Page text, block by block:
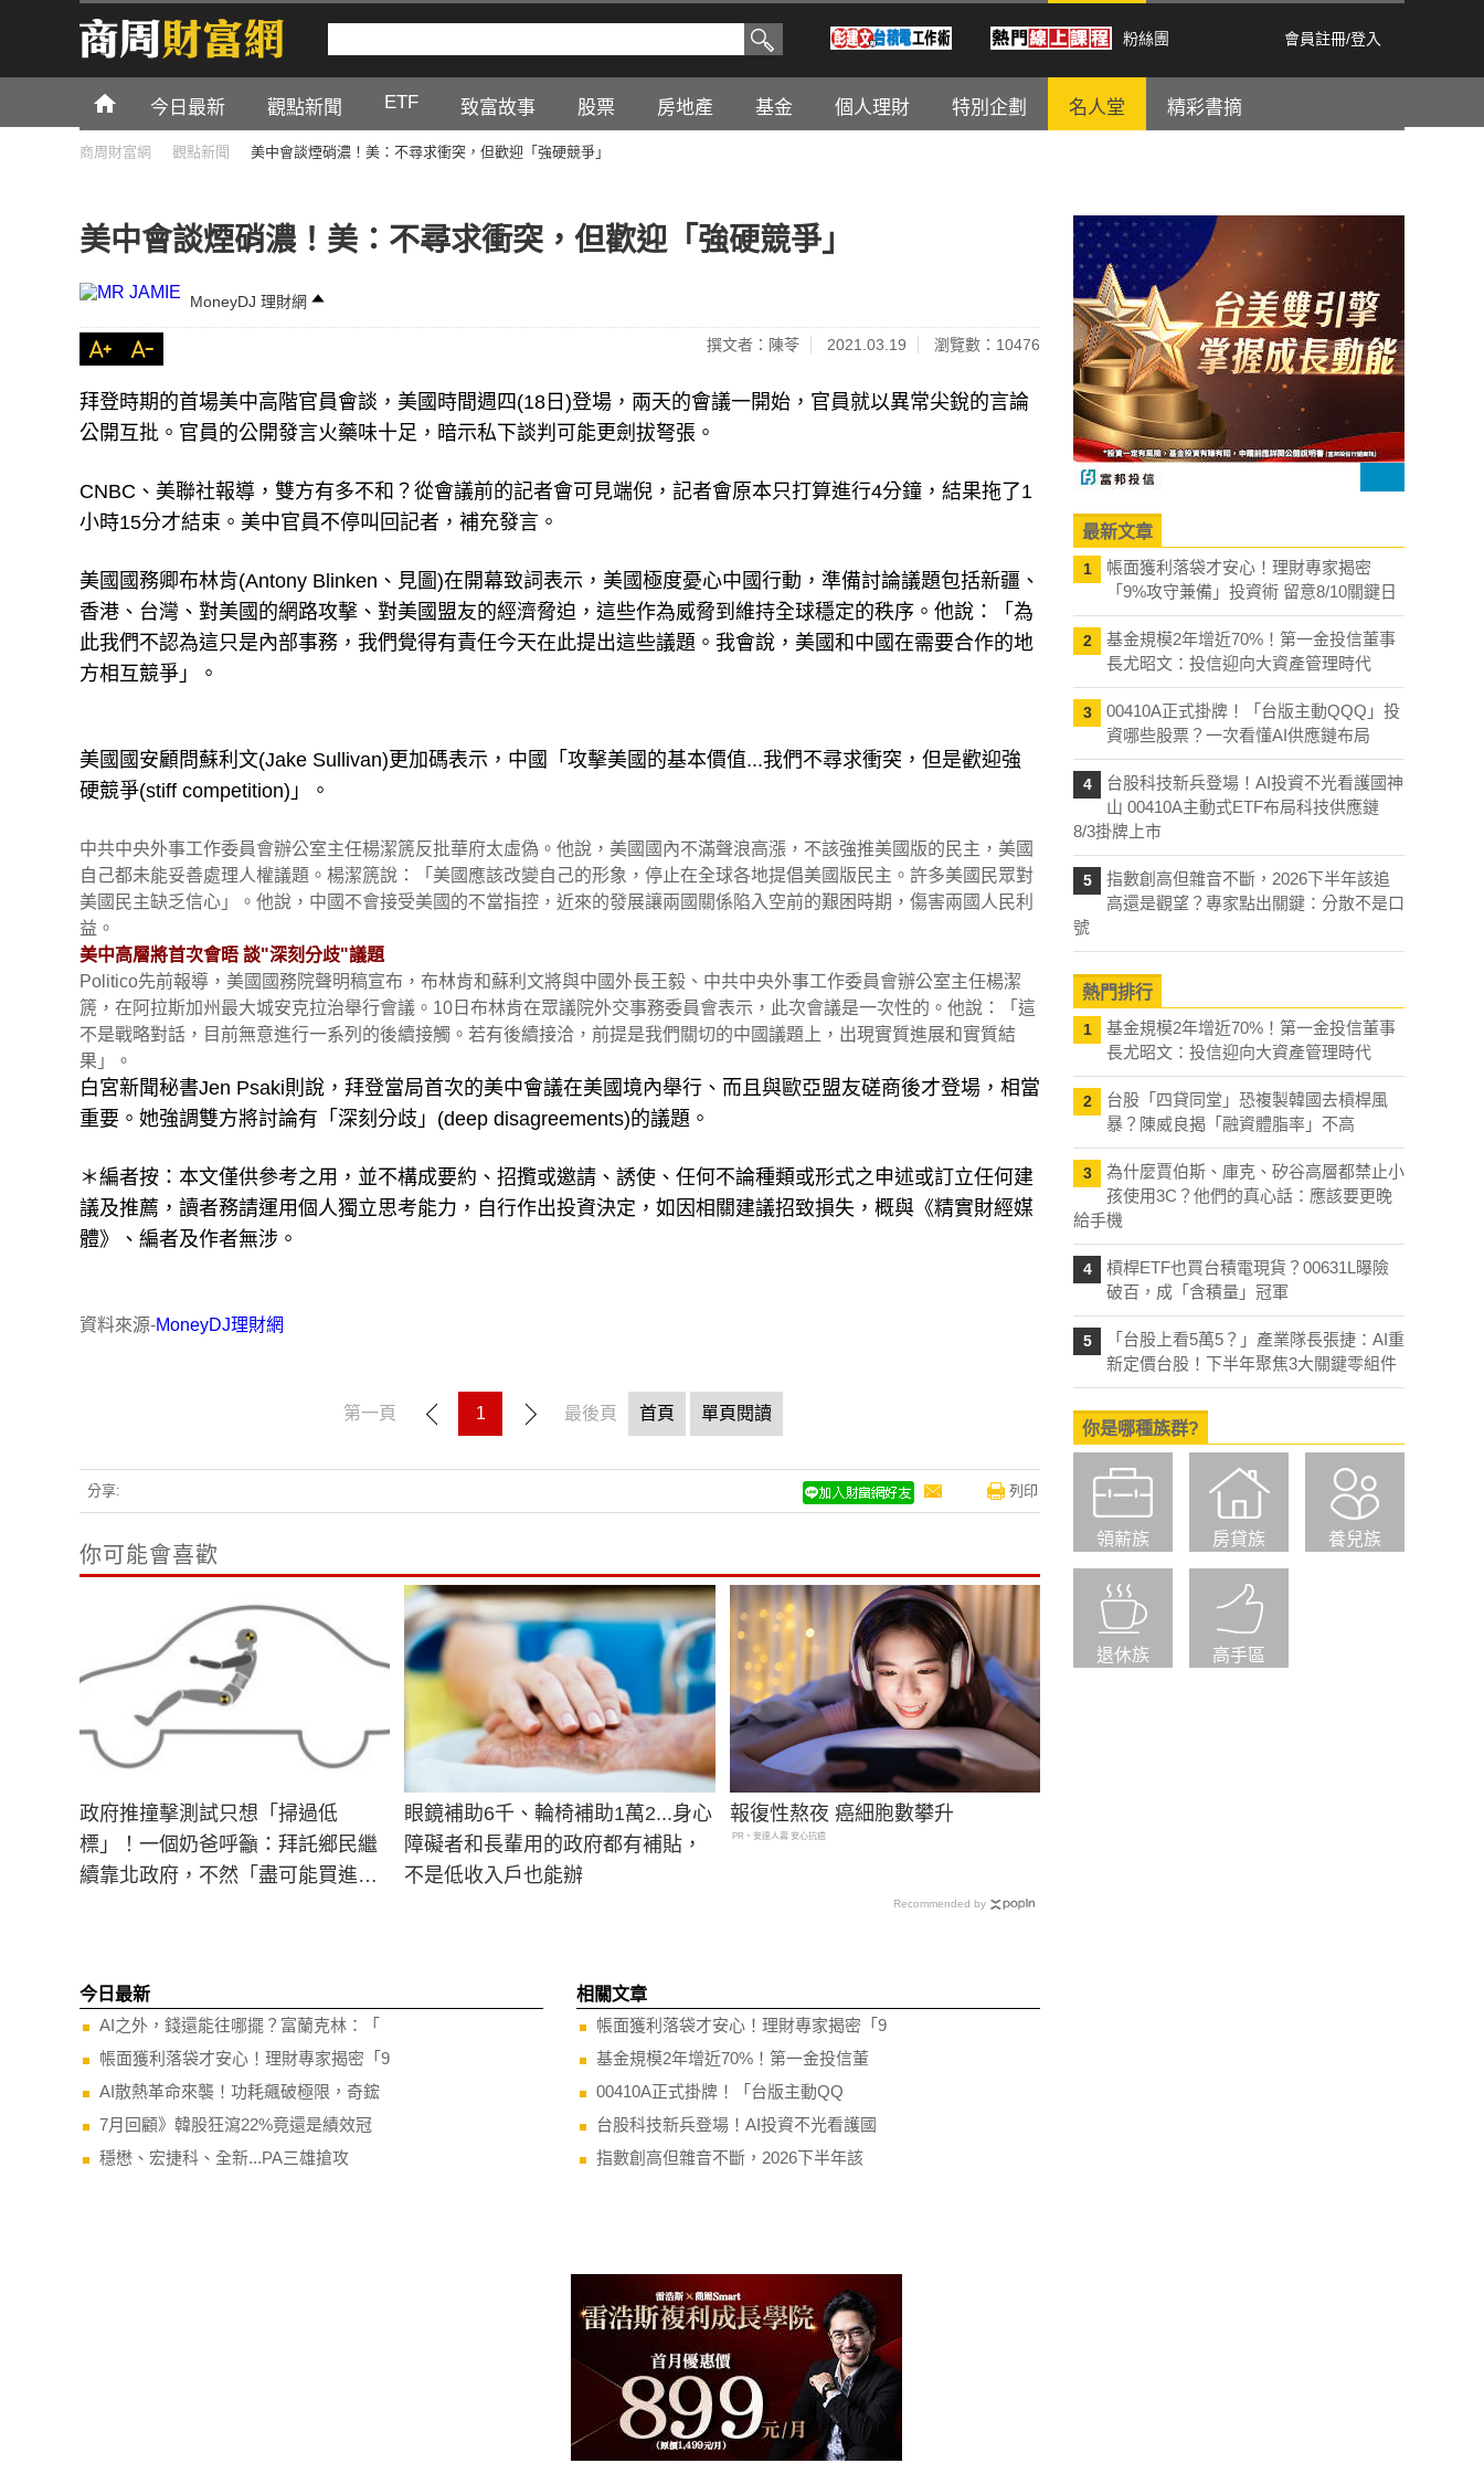
粉絲團 會員註冊/登入
今日最新 觀點新聞 ETF 致富故事 股票 房地產 基金 個人理財 特別企劃 名人堂 精彩書摘
商周財富網 觀點新聞 美中會談煙硝濃！美：不尋求衝突，但歡迎「強硬競爭」
美中會談煙硝濃！美：不尋求衝突，但歡迎「強硬競爭」
MoneyDJ 理財網
撰文者：陳苓 2021.03.19 瀏覽數：10476
拜登時期的首場美中高階官員會談，美國時間週四(18日)登場，兩天的會議一開始，官員就以異常尖銳的言論
公開互批。官員的公開發言火藥味十足，暗示私下談判可能更劍拔弩張。
CNBC、美聯社報導，雙方有多不和？從會議前的記者會可見端倪，記者會原本只打算進行4分鐘，結果拖了1
小時15分才結束。美中官員不停叫回記者，補充發言。
美國國務卿布林肯(Antony Blinken、見圖)在開幕致詞表示，美國極度憂心中國行動，準備討論議題包括新疆、
香港、台灣、對美國的網路攻擊、對美國盟友的經濟脅迫，這些作為威脅到維持全球穩定的秩序。他說：「為
此我們不認為這只是內部事務，我們覺得有責任今天在此提出這些議題。我會說，美國和中國在需要合作的地
方相互競爭」。
美國國安顧問蘇利文(Jake Sullivan)更加碼表示，中國「攻擊美國的基本價值...我們不尋求衝突，但是歡迎強
硬競爭(stiff competition)」。
中共中央外事工作委員會辦公室主任楊潔篪反批華府太虛偽。他說，美國國內不滿聲浪高漲，不該強推美國版的民主，美國
自己都未能妥善處理人權議題。楊潔篪說：「美國應該改變自己的形象，停止在全球各地提倡美國版民主。許多美國民眾對
美國民主缺乏信心」。他說，中國不會接受美國的不當指控，近來的發展讓兩國關係陷入空前的艱困時期，傷害兩國人民利
益。
美中高層將首次會晤 談"深刻分歧"議題
Politico先前報導，美國國務院聲明稿宣布，布林肯和蘇利文將與中國外長王毅、中共中央外事工作委員會辦公室主任楊潔
篪，在阿拉斯加州最大城安克拉治舉行會議。10日布林肯在眾議院外交事務委員會表示，此次會議是一次性的。他說：「這
不是戰略對話，目前無意進行一系列的後續接觸。若有後續接洽，前提是我們關切的中國議題上，出現實質進展和實質結
果」。
白宮新聞秘書Jen Psaki則說，拜登當局首次的美中會議在美國境內舉行、而且與歐亞盟友磋商後才登場，相當
重要。她強調雙方將討論有「深刻分歧」(deep disagreements)的議題。
＊編者按：本文僅供參考之用，並不構成要約、招攬或邀請、誘使、任何不論種類或形式之申述或訂立任何建
議及推薦，讀者務請運用個人獨立思考能力，自行作出投資決定，如因相關建議招致損失，概與《精實財經媒
體》、編者及作者無涉。
資料來源-MoneyDJ理財網
第一頁 1 最後頁 首頁 單頁閱讀
分享: 列印
你可能會喜歡
政府推撞擊測試只想「掃過低
標」！一個奶爸呼籲：拜託鄉民繼
續靠北政府，不然「盡可能買進口
眼鏡補助6千、輪椅補助1萬2...身心
障礙者和長輩用的政府都有補貼，
不是低收入戶也能辦
報復性熬夜 癌細胞數攀升
PR・安達人壽 安心抗癌
Recommended by
今日最新
AI之外，錢還能往哪擺？富蘭克林：「
帳面獲利落袋才安心！理財專家揭密「9
AI散熱革命來襲！功耗飆破極限，奇鋐
7月回顧》韓股狂瀉22%竟還是績效冠
穩懋、宏捷科、全新...PA三雄搶攻
相關文章
帳面獲利落袋才安心！理財專家揭密「9
基金規模2年增近70%！第一金投信董
00410A正式掛牌！「台版主動QQ
台股科技新兵登場！AI投資不光看護國
指數創高但雜音不斷，2026下半年該
最新文章
1
帳面獲利落袋才安心！理財專家揭密
「9%攻守兼備」投資術 留意8/10關鍵日
2
基金規模2年增近70%！第一金投信董事
長尤昭文：投信迎向大資產管理時代
3
00410A正式掛牌！「台版主動QQQ」投
資哪些股票？一次看懂AI供應鏈布局
4
台股科技新兵登場！AI投資不光看護國神
山 00410A主動式ETF布局科技供應鏈
8/3掛牌上市
5
指數創高但雜音不斷，2026下半年該追
高還是觀望？專家點出關鍵：分散不是口
號
熱門排行
1
基金規模2年增近70%！第一金投信董事
長尤昭文：投信迎向大資產管理時代
2
台股「四貸同堂」恐複製韓國去槓桿風
暴？陳威良揭「融資體脂率」不高
3
為什麼賈伯斯、庫克、矽谷高層都禁止小
孩使用3C？他們的真心話：應該要更晚
給手機
4
槓桿ETF也買台積電現貨？00631L曝險
破百，成「含積量」冠軍
5
「台股上看5萬5？」產業隊長張捷：AI重
新定價台股！下半年聚焦3大關鍵零組件
你是哪種族群?
領薪族 房貸族 養兒族
退休族 高手區